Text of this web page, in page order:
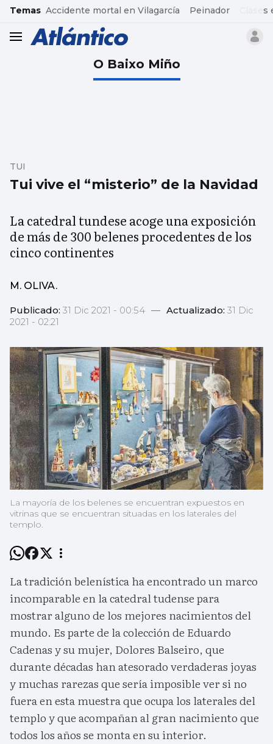
common.go-to-content
Temas Accidente mortal en Vilagarcía Peinador
header.menu.open
O Baixo Miño
Tui vive el “misterio” de la Navidad
TUI
La catedral tundese acoge una exposición
de más de 300 belenes procedentes de los
cinco continentes
M. OLIVA.
Publicado: 31 Dic 2021 - 00:54 — Actualizado: 31 Dic
2021 - 02:21
La mayoría de los belenes se encuentran expuestos en
vitrinas que se encuentran situadas en los laterales del
templo.
La tradición belenística ha encontrado un marco
incomparable en la catedral tudense para
mostrar alguno de los mejores nacimientos del
mundo. Es parte de la colección de Eduardo
Cadenas y su mujer, Dolores Balseiro, que
durante décadas han atesorado verdaderas joyas
y muchas rarezas que sería imposible ver si no
fuera en esta muestra que ocupa los laterales del
templo y que acompañan al gran nacimiento que
todos los años se monta en su interior.